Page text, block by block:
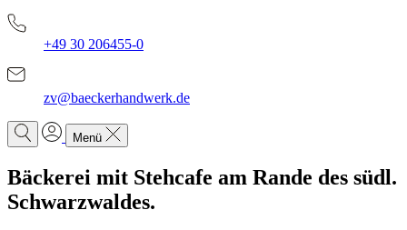
+49 30 206455-0
zv@baeckerhandwerk.de
Menü
Bäckerei mit Stehcafe am Rande des südl.
Schwarzwaldes.